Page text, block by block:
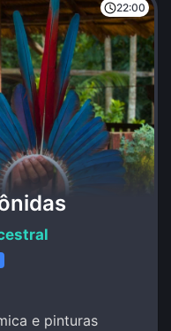
22:00
e pinturas